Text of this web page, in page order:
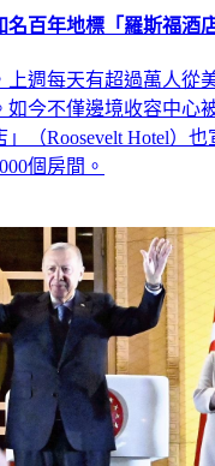
百年地標「羅斯福酒
週每天有超過萬人從
如今不僅邊境收容中心
（Roosevelt Hotel）
個房間。